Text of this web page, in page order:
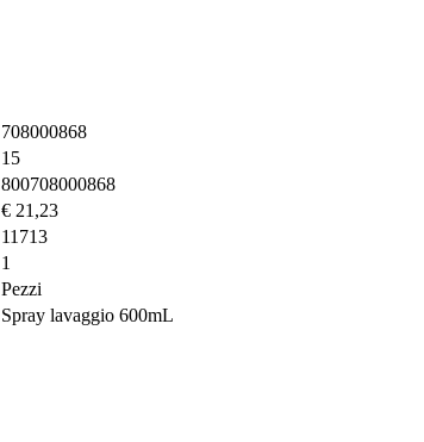
708000868
15
800708000868
€ 21,23
11713
1
Pezzi
Spray lavaggio 600mL